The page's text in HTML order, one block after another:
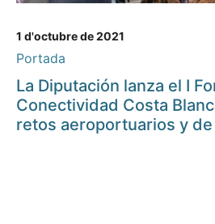
1 d'octubre de 2021
Portada
La Diputación lanza el I
Conectividad Costa
retos aeroportuarios y